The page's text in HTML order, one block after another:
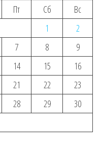
Пт Сб
Вс
1
2
7 8
9
14 15
16
21 22
23
28 29
30